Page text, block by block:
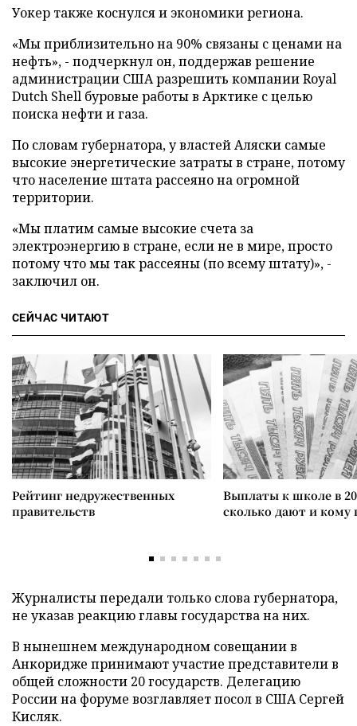
Уокер также коснулся и экономики региона.
«Мы приблизительно на 90% связаны с ценами на
нефть», - подчеркнул он, поддержав решение
администрации США разрешить компании Royal
Dutch Shell буровые работы в Арктике с целью
поиска нефти и газа.
По словам губернатора, у властей Аляски самые
высокие энергетические затраты в стране, потому
что население штата рассеяно на огромной
территории.
«Мы платим самые высокие счета за
электроэнергию в стране, если не в мире, просто
потому что мы так рассеяны (по всему штату)», -
заключил он.
СЕЙЧАС ЧИТАЮТ
Рейтинг недружественных
правительств
Выплаты к школе в
сколько дают и
Журналисты передали только слова губернатора,
не указав реакцию главы государства на них.
В нынешнем международном совещании в
Анкоридже принимают участие представители в
общей сложности 20 государств. Делегацию
России на форуме возглавляет посол в США Сергей
Кисляк.